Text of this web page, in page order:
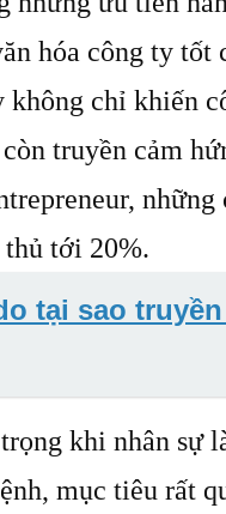
hóa công ty tốt
chỉ khiến
truyền cảm
tới 20%.
tại sao
khi nhân sự
mục tiêu rất